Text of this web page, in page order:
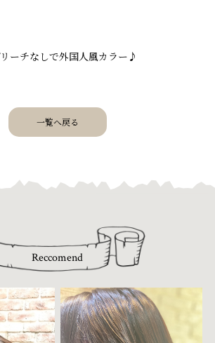
ーチなしで外国人風カラー♪
一覧へ戻る
Reccomend